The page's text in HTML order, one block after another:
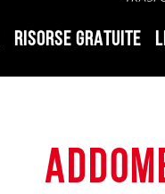
RISORSE GRATUITE